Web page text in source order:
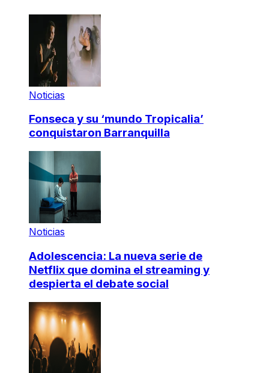
Noticias
Fonseca y su ‘mundo Tropicalia’
conquistaron Barranquilla
Noticias
Adolescencia: La nueva serie de
Netflix que domina el streaming y
despierta el debate social